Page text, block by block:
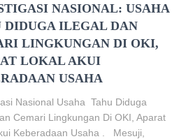
NASIONAL: USAHA
DIDUGA ILEGAL DAN
LINGKUNGAN DI OKI,
LOKAL AKUI
USAHA
Nasional Usaha Tahu Diduga
Cemari Lingkungan Di OKI, Aparat
Keberadaan Usaha . Mesuji,